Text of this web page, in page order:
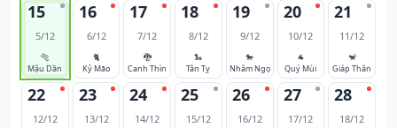
15
5/12
🐅
Mậu Dần
16
6/12
🐈
Kỷ Mão
17
7/12
🐉
Canh Thìn
18
8/12
🐍
Tân Tỵ
19
9/12
🐎
Nhâm Ngọ
20
10/12
🐐
Quý Mùi
21
11/12
🐒
Giáp Thân
22
12/12
23
13/12
24
14/12
25
15/12
26
16/12
27
17/12
28
18/12